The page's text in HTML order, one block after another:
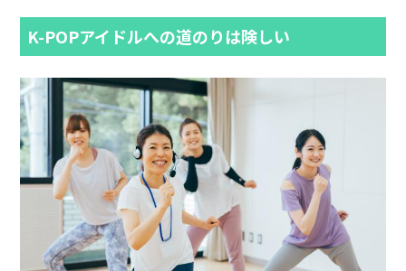
K-POPアイドルへの道のりは険しい